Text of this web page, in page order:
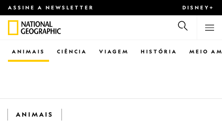
ASSINE A NEWSLETTER DISNEY+
CIÊNCIA VIAGEM
ANIMAIS HISTÓRIA MEIO
ANIMAIS